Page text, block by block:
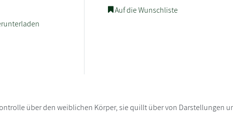
Auf die Wunschliste
über den weiblichen Körper, sie quillt über von Darstellungen